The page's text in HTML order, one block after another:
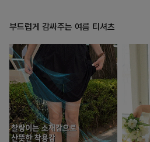
부드럽게 감싸주는 여름 티셔츠